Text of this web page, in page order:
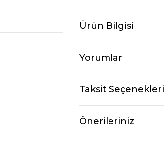
Ürün Bilgisi
Yorumlar
Taksit Seçenekleri
Önerileriniz